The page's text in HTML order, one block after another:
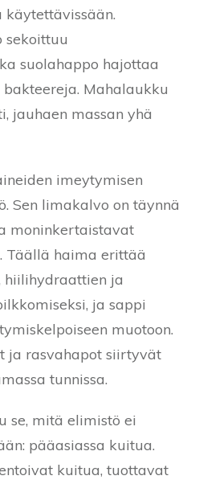
sekoittuu
suolahappo hajottaa
Mahalaukku
jauhaen massan yhä
imeytymisen
Sen limakalvo on täynnä
moninkertaistavat
Täällä haima erittää
hiilihydraattien ja
ja sappi
muotoon.
ja rasvahapot siirtyvät
tunnissa.
se, mitä elimistö ei
pääasiassa kuitua.
kuitua, tuottavat